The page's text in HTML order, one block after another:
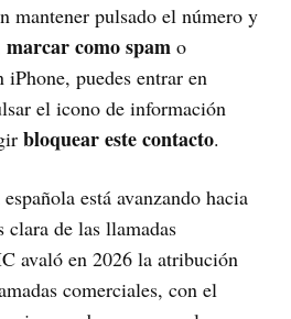
mantener pulsado el número y
marcar como spam o
iPhone, puedes entrar en
el icono de información
bloquear este contacto.
está avanzando hacia
de las llamadas
avaló en 2026 la atribución
comerciales, con el